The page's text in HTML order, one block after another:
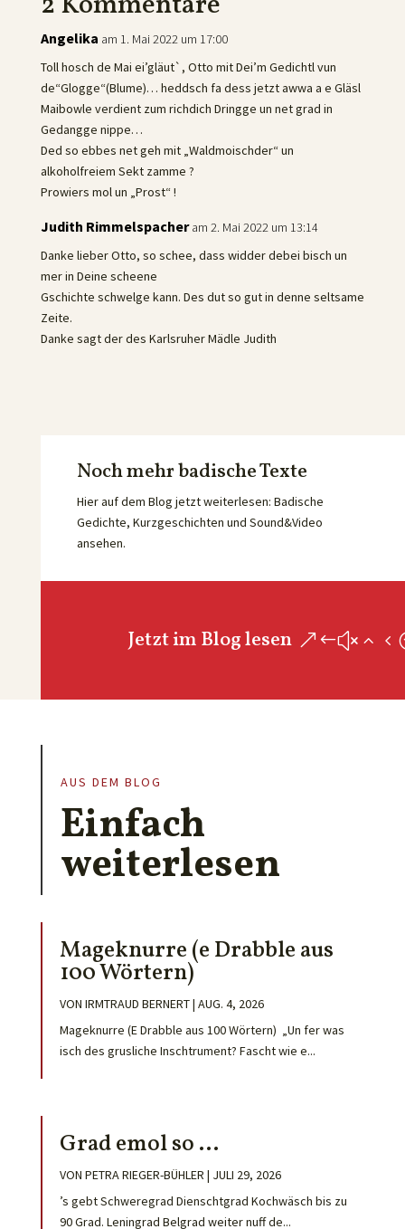
Angelika am 1. Mai 2022 um 17:00
Toll hosch de Mai ei’gläut`, Otto mit Dei’m Gedichtl vun
de“Glogge“(Blume)… heddsch fa dess jetzt awwa a e Gläsl
Maibowle verdient zum richdich Dringge un net grad in
Gedangge nippe…
Ded so ebbes net geh mit „Waldmoischder“ un
alkoholfreiem Sekt zamme ?
Prowiers mol un „Prost“ !
Judith Rimmelspacher am 2. Mai 2022 um 13:14
Danke lieber Otto, so schee, dass widder debei bisch un
mer in Deine scheene
Gschichte schwelge kann. Des dut so gut in denne seltsame
Zeite.
Danke sagt der des Karlsruher Mädle Judith
Noch mehr badische Texte
Hier auf dem Blog jetzt weiterlesen: Badische
Gedichte, Kurzgeschichten und Sound&Video
ansehen.
Jetzt im Blog lesen
AUS DEM BLOG
Einfach
weiterlesen
Mageknurre (e Drabble aus
100 Wörtern)
VON IRMTRAUD BERNERT| AUG. 4, 2026
Mageknurre (E Drabble aus 100 Wörtern) „Un fer was
isch des grusliche Inschtrument? Fascht wie e...
Grad emol so …
VON PETRA RIEGER-BÜHLER | JULI 29, 2026
’s gebt Schweregrad Dienschtgrad Kochwäsch bis zu
90 Grad. Leningrad Belgrad weiter nuff de...